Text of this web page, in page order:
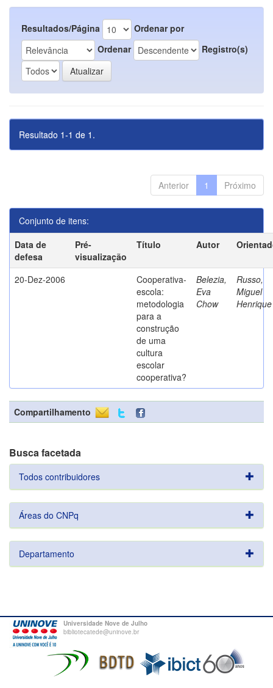
Resultados/Página
Ordenar por
Ordenar
Registro(s)
Resultado 1-1 de 1.
Anterior 1 Próximo
Conjunto de itens:
Data de
defesa
Pré-
visualização
Título Autor
20-Dez-2006
Cooperativa-
escola:
metodologia
para a
construção
de uma
cultura
escolar
cooperativa?
Belezia,
Eva
Chow
Russo,
Miguel
Henrique
Compartilhamento
Busca facetada
Todos contribuidores
Áreas do CNPq
Departamento
Universidade Nove de Julho
bibliotecatede@uninove.br